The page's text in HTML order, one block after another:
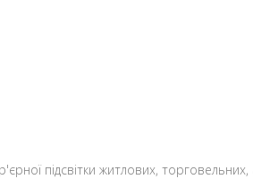
підсвітки житлових,